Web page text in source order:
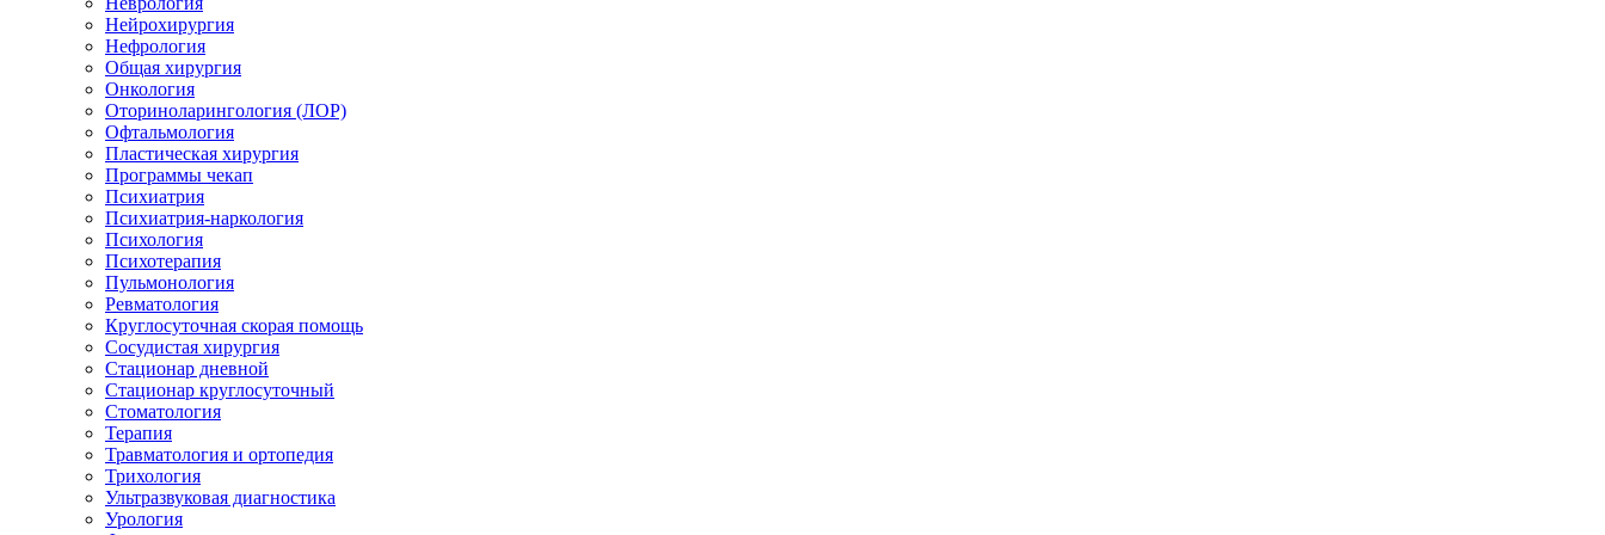
Нейрохирургия
Нефрология
Общая хирургия
Онкология
Оториноларингология (ЛОР)
Офтальмология
Пластическая хирургия
Программы чекап
Психиатрия
Психиатрия-наркология
Психология
Психотерапия
Пульмонология
Ревматология
Круглосуточная скорая помощь
Сосудистая хирургия
Стационар дневной
Стационар круглосуточный
Стоматология
Терапия
Травматология и ортопедия
Трихология
Ультразвуковая диагностика
Урология